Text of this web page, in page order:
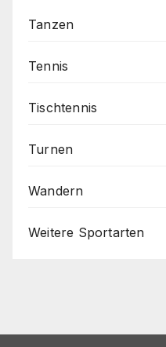
Tanzen
Tennis
Tischtennis
Turnen
Wandern
Weitere Sportarten